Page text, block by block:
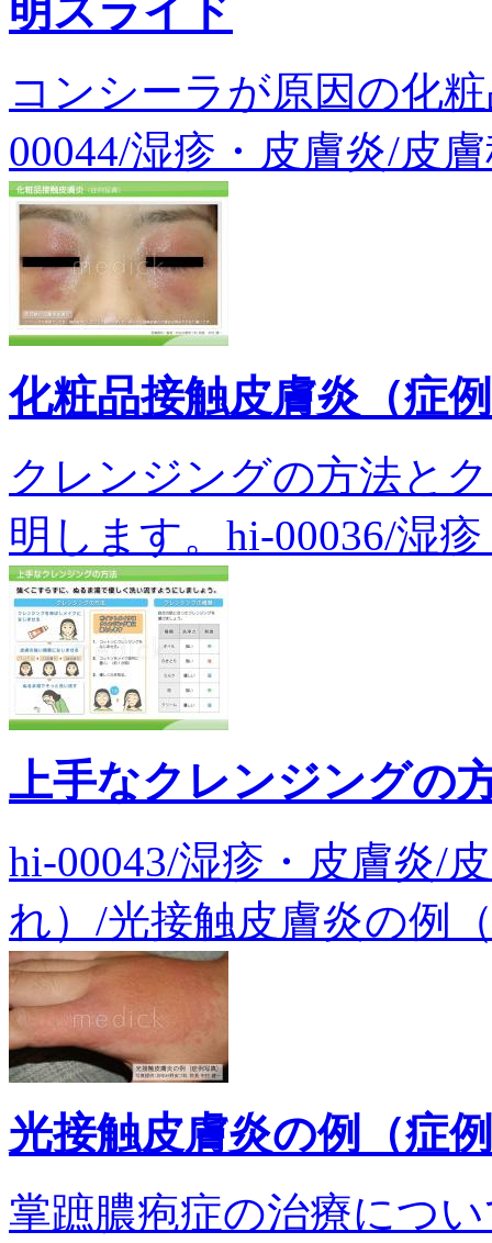
明スライド
コンシーラが原因の化
00044/湿疹・皮膚炎/皮
化粧品接触皮膚炎（症
クレンジングの方法と
明します。hi-00036/湿
上手なクレンジングの
hi-00043/湿疹・皮膚炎/
れ）/光接触皮膚炎の例
光接触皮膚炎の例（症
掌蹠膿疱症の治療につ